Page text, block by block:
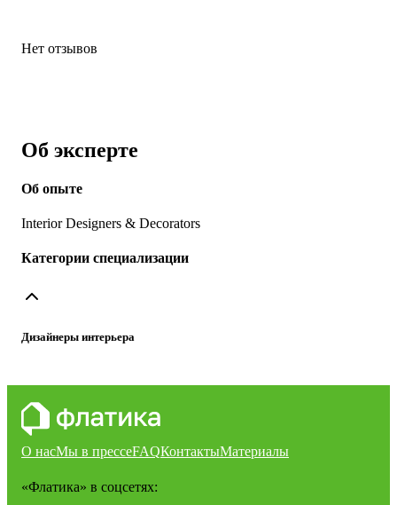
Нет отзывов
Об эксперте
Об опыте
Interior Designers & Decorators
Категории специализации
Дизайнеры интерьера
О насМы в прессеFAQКонтактыМатериалы
«Флатика» в соцсетях: